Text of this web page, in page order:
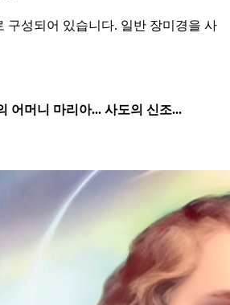
구성되어 있습니다. 일반 장미경을 사
어머니 마리아... 사도의 신조...